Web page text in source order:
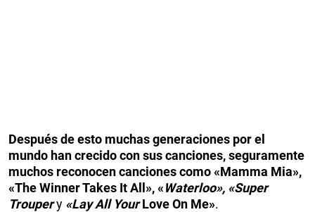
Después de esto muchas generaciones por el
mundo han crecido con sus canciones, seguramente
muchos reconocen canciones como «Mamma Mia»,
«The Winner Takes It All», «Waterloo», «Super
Troupery «Lay All YourLove On Me».